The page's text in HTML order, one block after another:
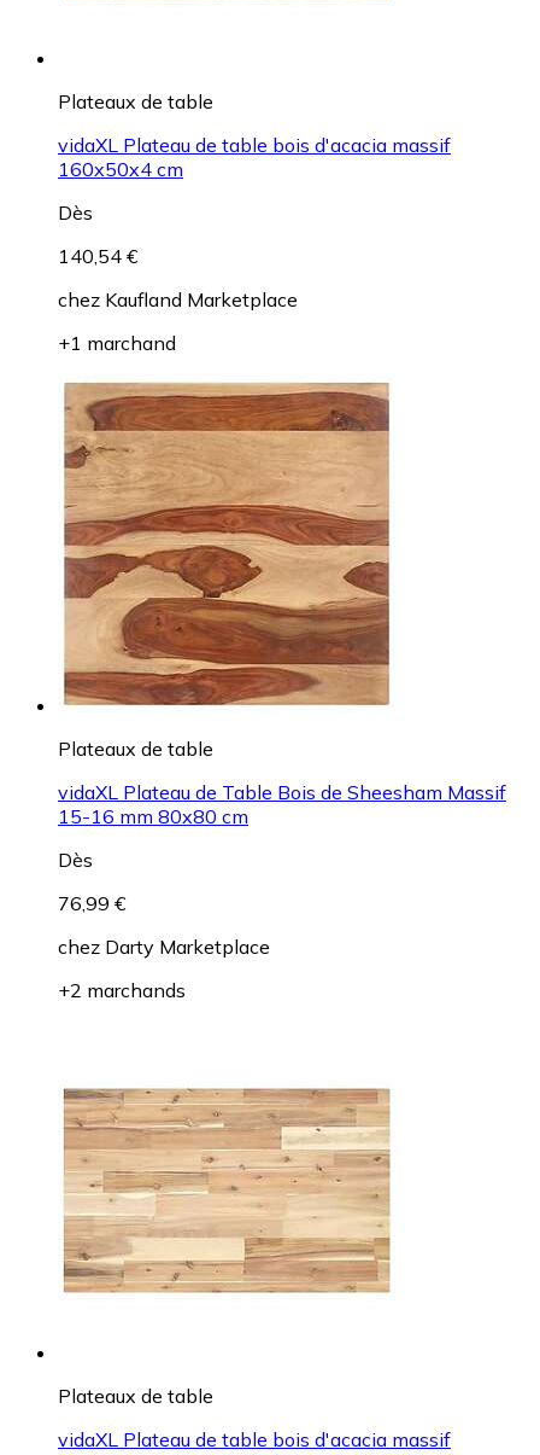
Plateaux de table
vidaXL Plateau de table bois d'acacia massif
160x50x4 cm
Dès
140,54 €
chez Kaufland Marketplace
+1 marchand
Plateaux de table
vidaXL Plateau de Table Bois de Sheesham Massif
15-16 mm 80x80 cm
Dès
76,99 €
chez Darty Marketplace
+2 marchands
Plateaux de table
vidaXL Plateau de table bois d'acacia massif